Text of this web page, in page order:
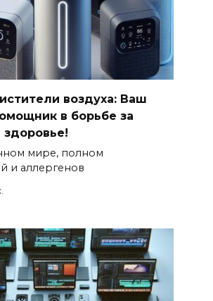
воздуха: Ваш
в борьбе за
здоровье!
мире, полном
и аллергенов